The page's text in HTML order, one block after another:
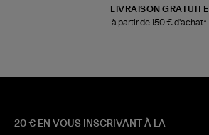
LIVRAISON GRATUITE
à partir de 150 € d'achat*
20 € EN VOUS INSCRIVANT À LA